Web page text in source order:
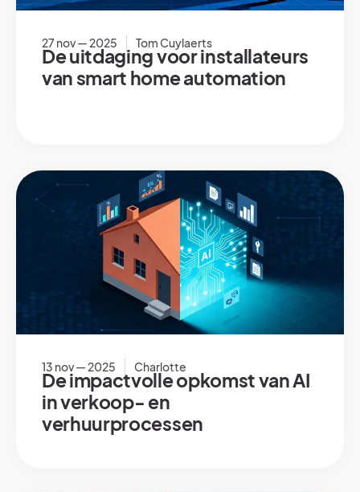
27 nov — 2025 Tom Cuylaerts
De uitdaging voor installateurs
van smart home automation
13 nov — 2025 Charlotte
De impactvolle opkomst van AI
in verkoop- en
verhuurprocessen